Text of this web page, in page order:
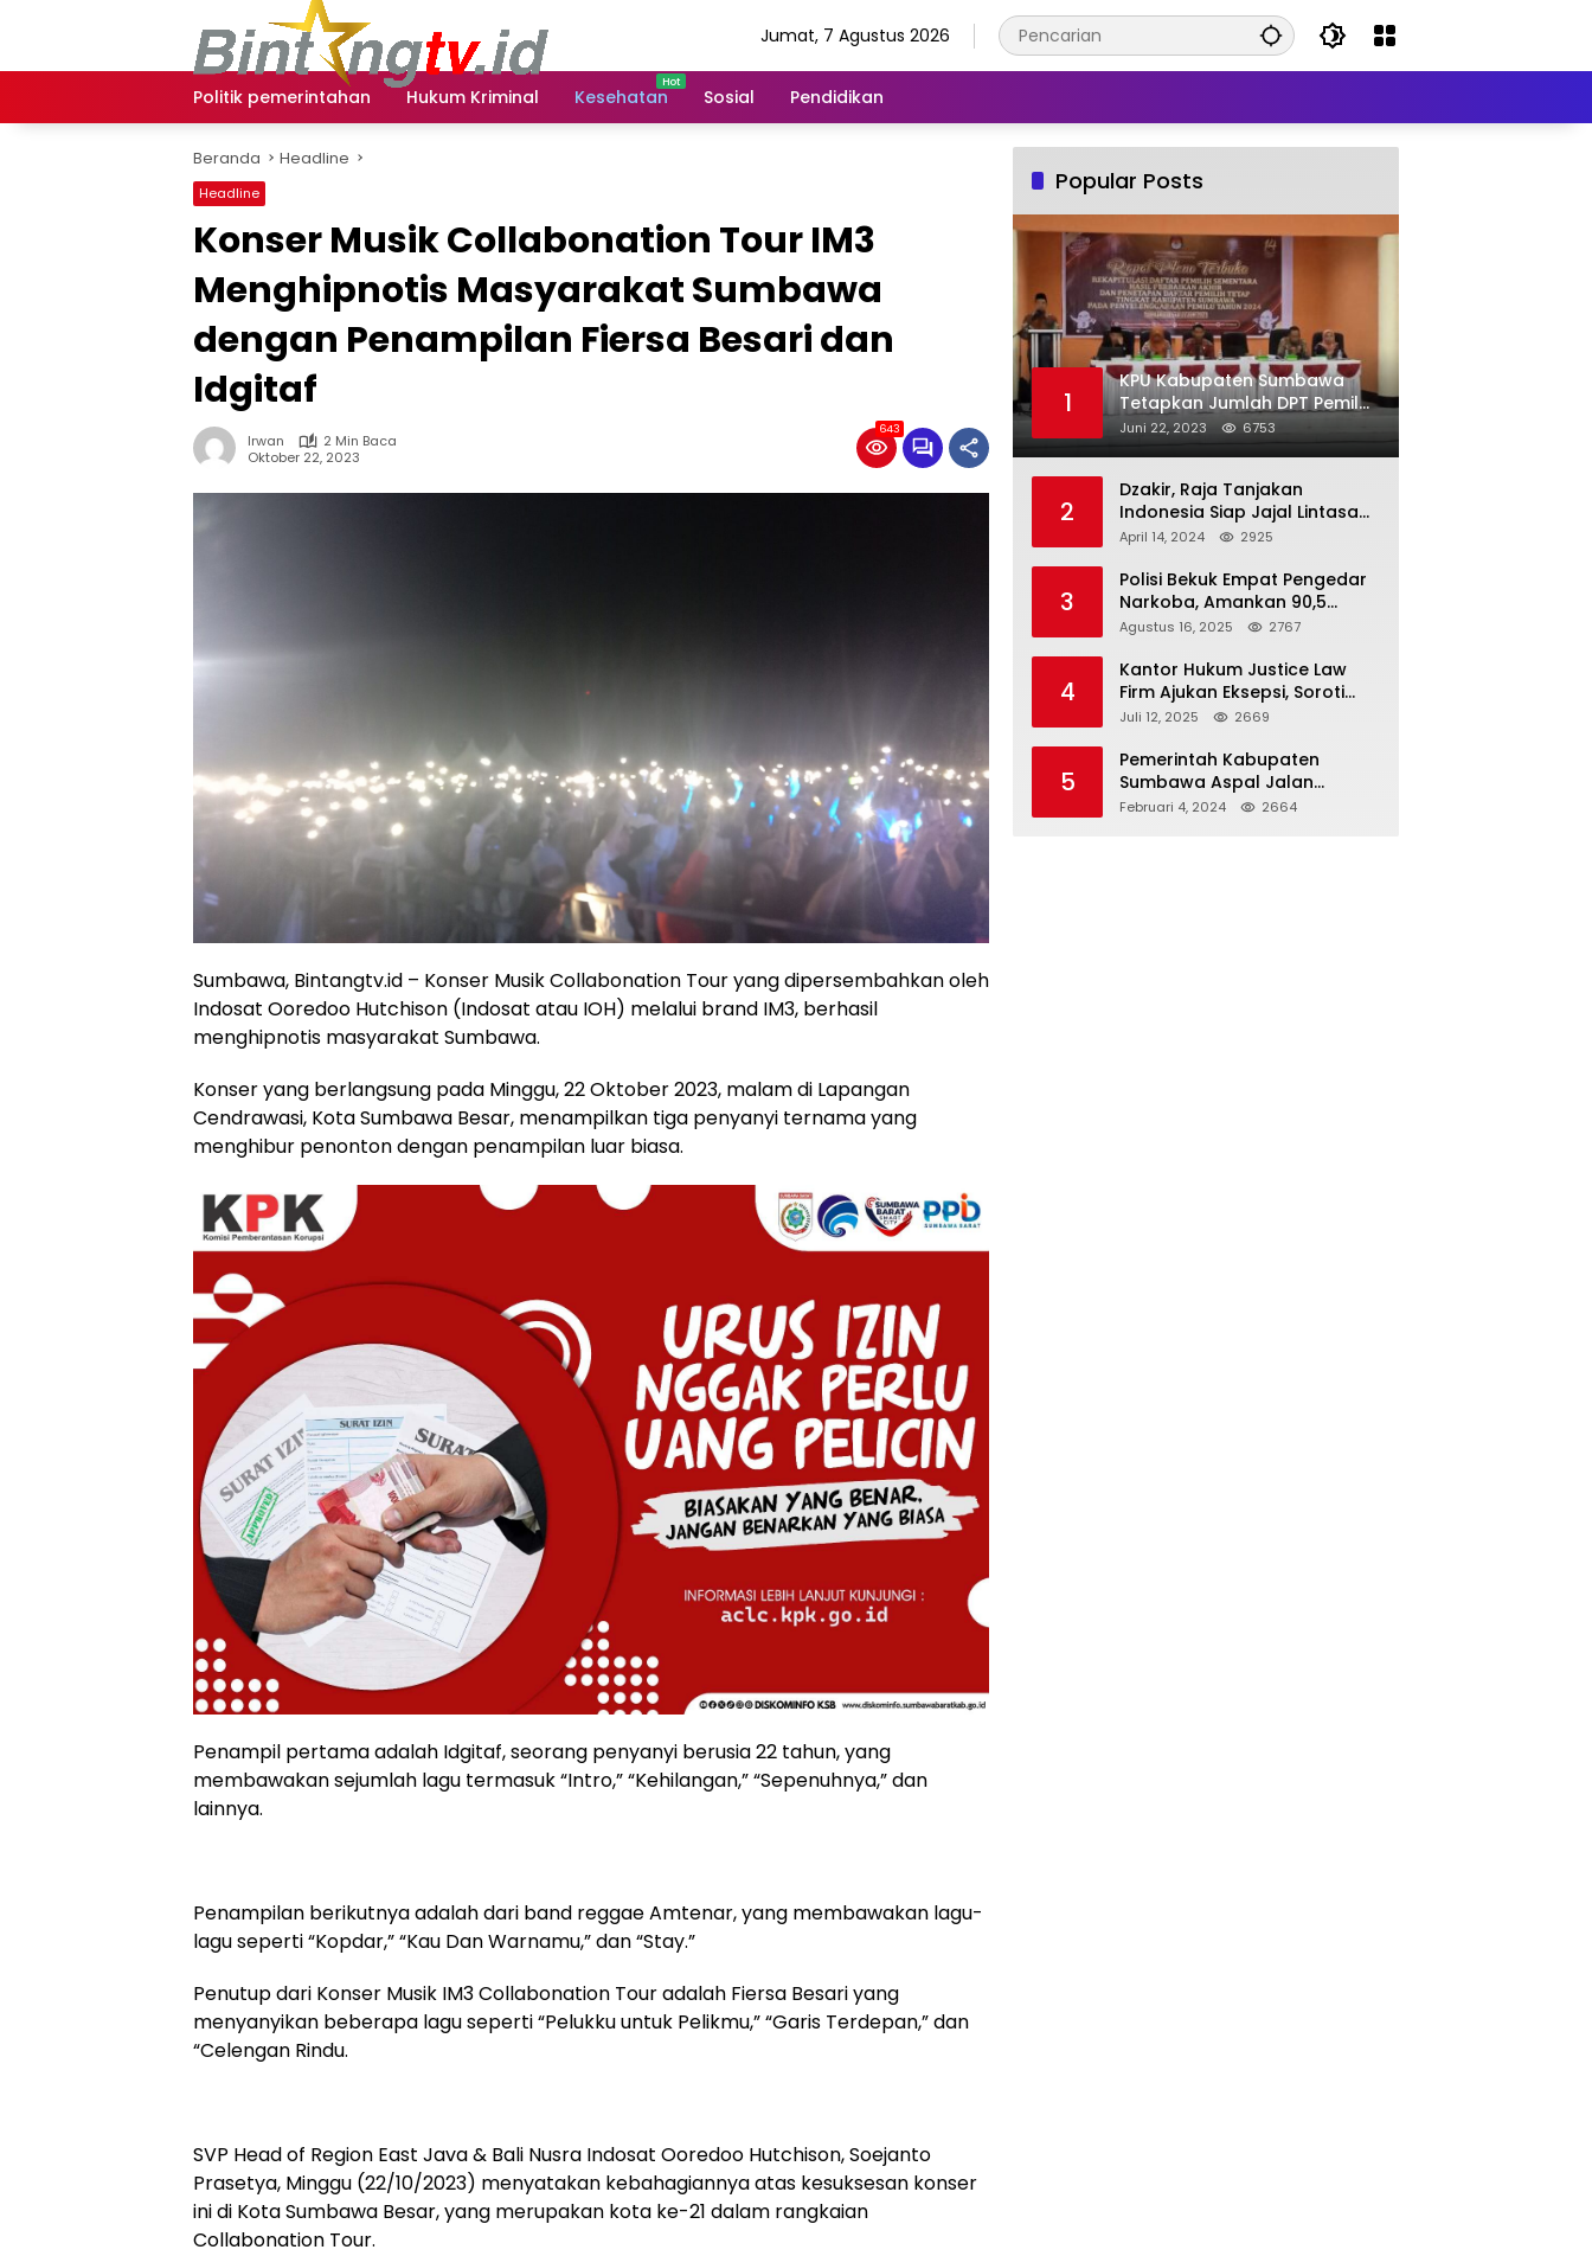
Jumat, 7 Agustus 2026
Politik pemerintahan Hukum Kriminal Kesehatan Sosial Pendidikan
Beranda Headline
Headline
Konser Musik Collabonation Tour IM3
Menghipnotis Masyarakat Sumbawa
dengan Penampilan Fiersa Besari dan
Idgitaf
Irwan
2 Min Baca
Oktober 22, 2023
643
Sumbawa, Bintangtv.id – Konser Musik Collabonation Tour yang dipersembahkan oleh
Indosat Ooredoo Hutchison (Indosat atau IOH) melalui brand IM3, berhasil
menghipnotis masyarakat Sumbawa.
Konser yang berlangsung pada Minggu, 22 Oktober 2023, malam di Lapangan
Cendrawasi, Kota Sumbawa Besar, menampilkan tiga penyanyi ternama yang
menghibur penonton dengan penampilan luar biasa.
Penampil pertama adalah Idgitaf, seorang penyanyi berusia 22 tahun, yang
membawakan sejumlah lagu termasuk “Intro,” “Kehilangan,” “Sepenuhnya,” dan
lainnya.
Penampilan berikutnya adalah dari band reggae Amtenar, yang membawakan lagu-
lagu seperti “Kopdar,” “Kau Dan Warnamu,” dan “Stay.”
Penutup dari Konser Musik IM3 Collabonation Tour adalah Fiersa Besari yang
menyanyikan beberapa lagu seperti “Pelukku untuk Pelikmu,” “Garis Terdepan,” dan
“Celengan Rindu.
SVP Head of Region East Java & Bali Nusra Indosat Ooredoo Hutchison, Soejanto
Prasetya, Minggu (22/10/2023) menyatakan kebahagiannya atas kesuksesan konser
ini di Kota Sumbawa Besar, yang merupakan kota ke-21 dalam rangkaian
Collabonation Tour.
Popular Posts
1
KPU Kabupaten Sumbawa
Tetapkan Jumlah DPT Pemilu
2024 Sebanyak 367.987
Pemilih
Juni 22, 2023 6753
2
Dzakir, Raja Tanjakan
Indonesia Siap Jajal Lintasan
Seloto Bersama DR Zul,
April 14, 2024 2925
3
Polisi Bekuk Empat Pengedar
Narkoba, Amankan 90,5
Gram Sabu dari Dalam Mobil
Agustus 16, 2025 2767
4
Kantor Hukum Justice Law
Firm Ajukan Eksepsi, Soroti
Peran BNI dalam Kasus KUR
Juli 12, 2025 2669
5
Pemerintah Kabupaten
Sumbawa Aspal Jalan
Simpang Sebasang-Batu
Februari 4, 2024 2664